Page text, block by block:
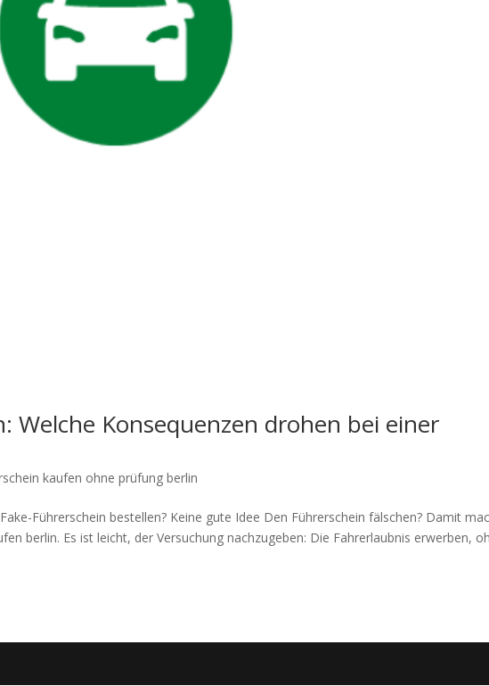
Welche Konsequenzen drohen bei einer
kaufen ohne prüfung berlin
Führerschein bestellen? Keine gute Idee Den Führerschein fälschen? Damit
berlin. Es ist leicht, der Versuchung nachzugeben: Die Fahrerlaubnis erwerben,